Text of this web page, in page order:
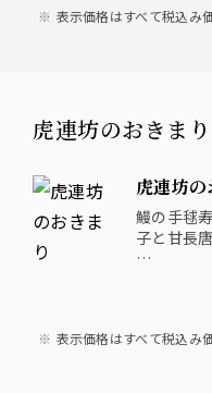
表示価格はすべて税込み
虎連坊のおきまり
虎連坊
鰻の手毬
子と甘長
表示価格はすべて税込み